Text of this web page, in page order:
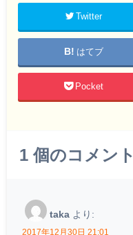
Twitter
はてブ
Pocket
1個のコメント
taka より:
2017年12月30日 21:01